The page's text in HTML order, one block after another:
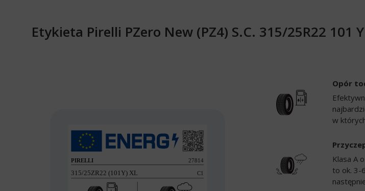
Etykieta Pirelli PZero New (PZ4) S.C. 315/25R22 101 Y
Opór
w
Klasa A
to ok. 3-